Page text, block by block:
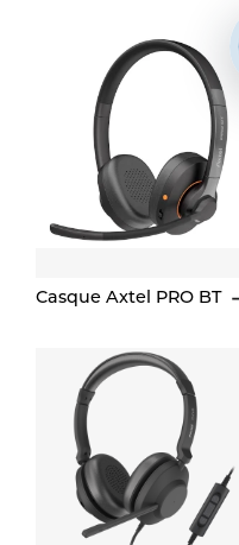
Casque Axtel PRO BT